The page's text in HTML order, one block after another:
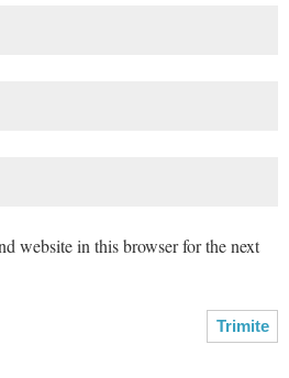
website in this browser for the next